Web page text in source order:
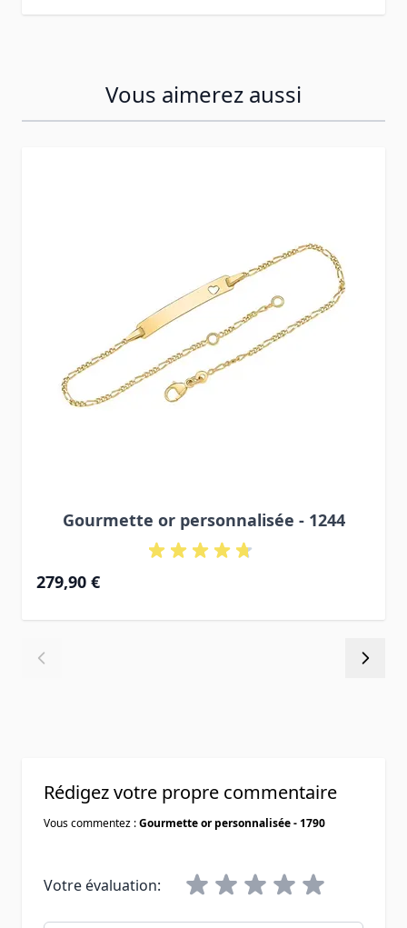
Vous aimerez aussi
Gourmette or personnalisée - 1244
À partir de
279,90 €
Rédigez votre propre commentaire
Vous commentez :Gourmette or personnalisée - 1790
Votre évaluation: